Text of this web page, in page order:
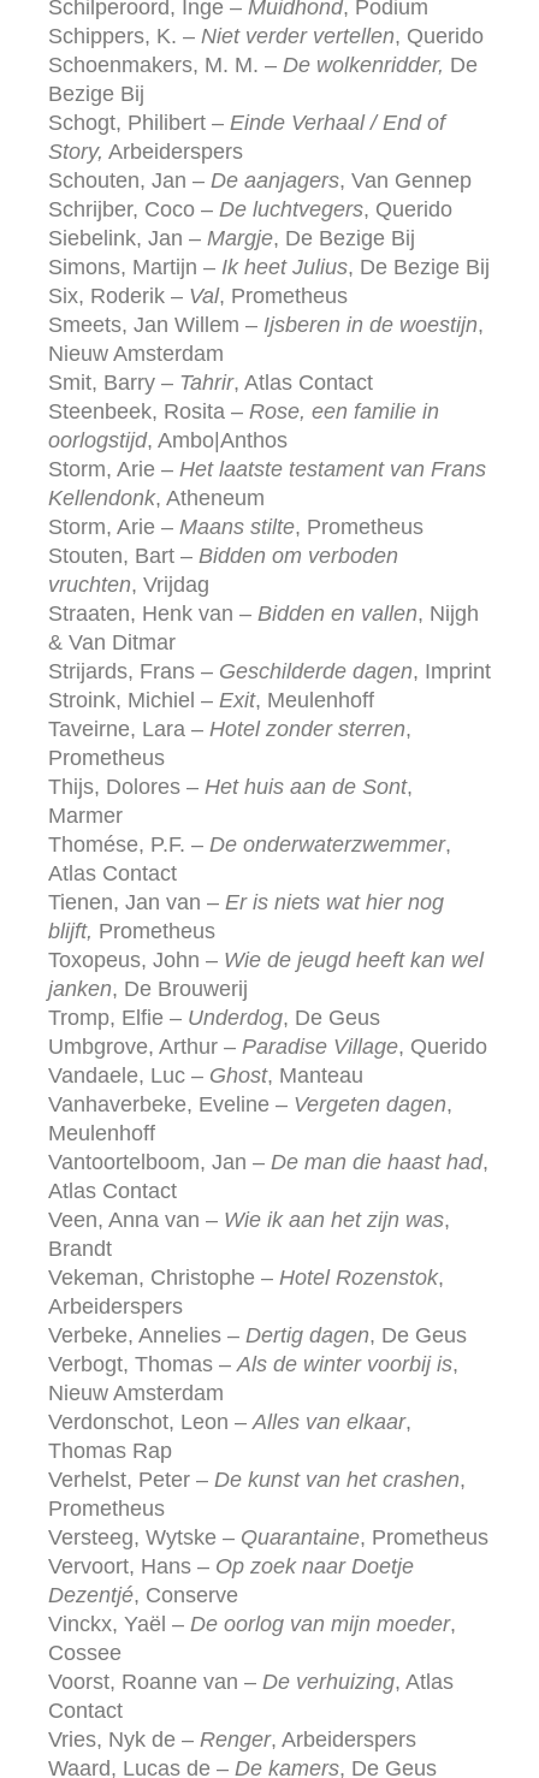
Schilperoord, Inge – Muidhond, Podium
Schippers, K. – Niet verder vertellen, Querido
Schoenmakers, M. M. – De wolkenridder, De
Bezige Bij
Schogt, Philibert – Einde Verhaal / End of
Story, Arbeiderspers
Schouten, Jan – De aanjagers, Van Gennep
Schrijber, Coco – De luchtvegers, Querido
Siebelink, Jan – Margje, De Bezige Bij
Simons, Martijn – Ik heet Julius, De Bezige Bij
Six, Roderik – Val, Prometheus
Smeets, Jan Willem – Ijsberen in de woestijn,
Nieuw Amsterdam
Smit, Barry – Tahrir, Atlas Contact
Steenbeek, Rosita – Rose, een familie in
oorlogstijd, Ambo|Anthos
Storm, Arie – Het laatste testament van Frans
Kellendonk, Atheneum
Storm, Arie – Maans stilte, Prometheus
Stouten, Bart – Bidden om verboden
vruchten, Vrijdag
Straaten, Henk van – Bidden en vallen, Nijgh
& Van Ditmar
Strijards, Frans – Geschilderde dagen, Imprint
Stroink, Michiel – Exit, Meulenhoff
Taveirne, Lara – Hotel zonder sterren,
Prometheus
Thijs, Dolores – Het huis aan de Sont,
Marmer
Thomése, P.F. – De onderwaterzwemmer,
Atlas Contact
Tienen, Jan van – Er is niets wat hier nog
blijft, Prometheus
Toxopeus, John – Wie de jeugd heeft kan wel
janken, De Brouwerij
Tromp, Elfie – Underdog, De Geus
Umbgrove, Arthur – Paradise Village, Querido
Vandaele, Luc – Ghost, Manteau
Vanhaverbeke, Eveline – Vergeten dagen,
Meulenhoff
Vantoortelboom, Jan – De man die haast had,
Atlas Contact
Veen, Anna van – Wie ik aan het zijn was,
Brandt
Vekeman, Christophe – Hotel Rozenstok,
Arbeiderspers
Verbeke, Annelies – Dertig dagen, De Geus
Verbogt, Thomas –Als de winter voorbij is,
Nieuw Amsterdam
Verdonschot, Leon –Alles van elkaar,
Thomas Rap
Verhelst, Peter – De kunst van het crashen,
Prometheus
Versteeg, Wytske – Quarantaine, Prometheus
Vervoort, Hans – Op zoek naar Doetje
Dezentjé, Conserve
Vinckx, Yaël – De oorlog van mijn moeder,
Cossee
Voorst, Roanne van – De verhuizing, Atlas
Contact
Vries, Nyk de – Renger, Arbeiderspers
Waard, Lucas de – De kamers, De Geus